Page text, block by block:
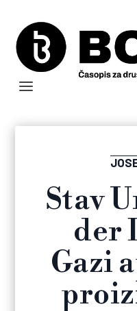
Stav
der
Gazi